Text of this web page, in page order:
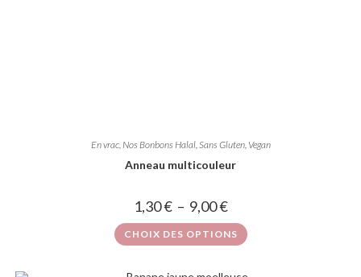
En vrac, Nos Bonbons Halal, Sans Gluten, Vegan
Anneau multicouleur
1,30€ – 9,00€
CHOIX DES OPTIONS